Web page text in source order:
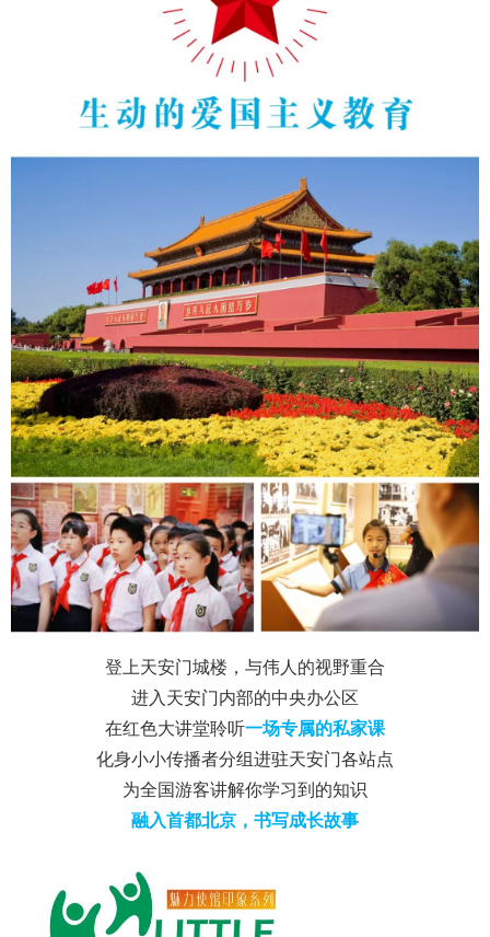
登上天安门城楼，与伟人的视野重合
进入天安门内部的中央办公区
在红色大讲堂聆听一场专属的私家课
化身小小传播者分组进驻天安门各站点
为全国游客讲解你学习到的知识
融入首都北京，书写成长故事